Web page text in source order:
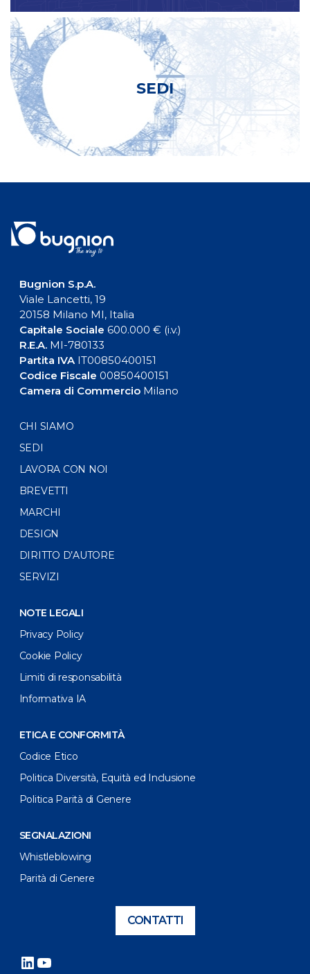
SEDI
Bugnion S.p.A.
Viale Lancetti, 19
20158 Milano MI, Italia
Capitale Sociale 600.000 € (i.v.)
R.E.A.MI-780133
Partita IVAIT00850400151
Codice Fiscale 00850400151
Camera di CommercioMilano
CHI SIAMO
SEDI
LAVORA CON NOI
BREVETTI
MARCHI
DESIGN
DIRITTO D’AUTORE
SERVIZI
NOTE LEGALI
Privacy Policy
Cookie Policy
Limiti di responsabilità
Informativa IA
ETICA E CONFORMITÀ
Codice Etico
Politica Diversità, Equità ed Inclusione
Politica Parità di Genere
SEGNALAZIONI
Whistleblowing
Parità di Genere
CONTATTI
LinkedIn
YouTube